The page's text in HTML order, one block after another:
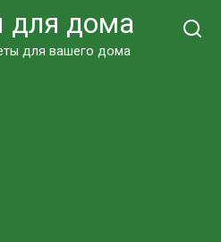
для дома
для вашего дома